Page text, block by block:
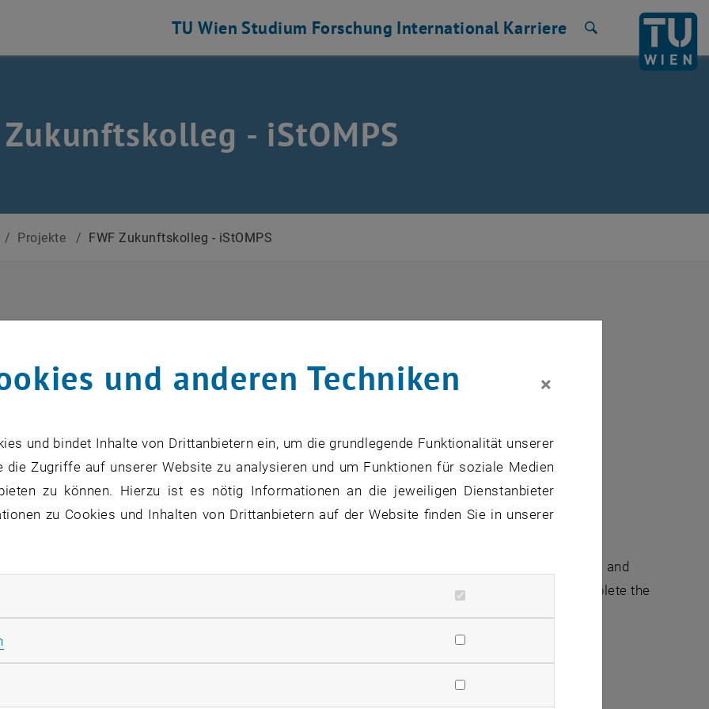
TU Wien Studium Forschung International Karriere
Zukunftskolleg - iStOMPS
/ Projekte / FWF Zukunftskolleg - iStOMPS
strong optical magnetic pulse spectroscopy
statement
while suppressing the electric dipole-electric field interactions.
by three PIs:
Bellissimo (since 01/2023 successor of Valentina Shumakova), Hongtao Hu – both at TU Wien – and
who is the coordinator (at Uni Vienna). The PhD candidates of the different subprojects complete the
eine externe URL in einem neuen Fenster
und anderen Techniken ×
und bindet Inhalte von Drittanbietern ein, um die grundlegende Funktionalität unserer
Zugriffe auf unserer Website zu analysieren und um Funktionen für soziale Medien
zu können. Hierzu ist es nötig Informationen an die jeweiligen Dienstanbieter
zu Cookies und Inhalten von Drittanbietern auf der Website finden Sie in unserer
Cookies zulassen